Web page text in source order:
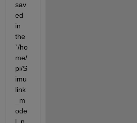
sav
ed
in
the
`/ho
me/
pi/S
imu
link
_m
ode